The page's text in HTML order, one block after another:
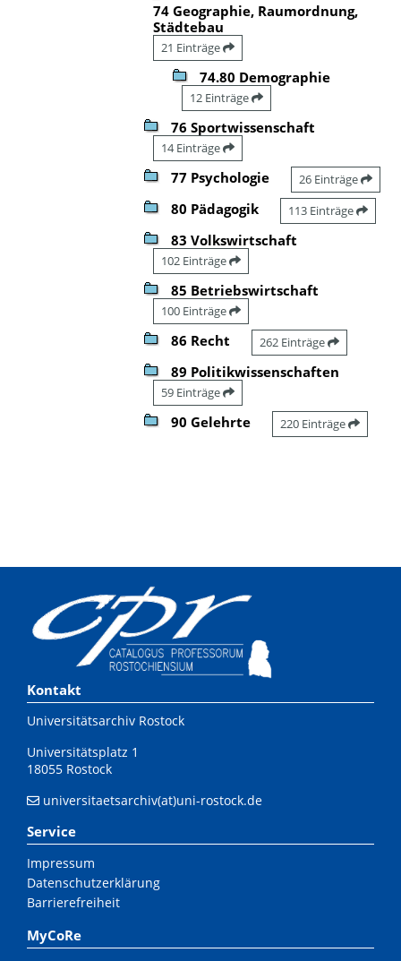
74 Geographie, Raumordnung,
Städtebau
21 Einträge
74.80 Demographie
12 Einträge
76 Sportwissenschaft
14 Einträge
77 Psychologie 26 Einträge
80 Pädagogik 113 Einträge
83 Volkswirtschaft
102 Einträge
85 Betriebswirtschaft
100 Einträge
86 Recht 262 Einträge
89 Politikwissenschaften
59 Einträge
90 Gelehrte 220 Einträge
Kontakt
Universitätsarchiv Rostock
Universitätsplatz 1
18055 Rostock
universitaetsarchiv(at)uni-rostock.de
Service
Impressum
Datenschutzerklärung
Barrierefreiheit
MyCoRe